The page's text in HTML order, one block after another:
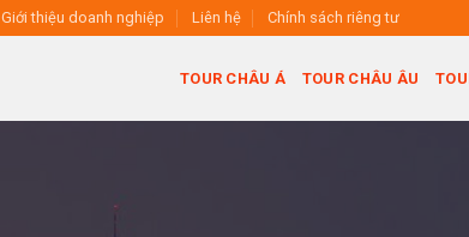
Giới thiệu doanh nghiệp Liên hệ Chính sách riêng tư
TOUR CHÂU Á TOUR CHÂU ÂU